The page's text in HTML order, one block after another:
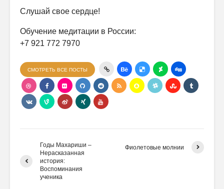
Слушай свое сердце!
Обучение медитации в России:
+7 921 772 7970
СМОТРЕТЬ ВСЕ ПОСТЫ
Годы Махариши –
Нерасказанная
история:
Воспоминания
ученика
Фиолетовые молнии